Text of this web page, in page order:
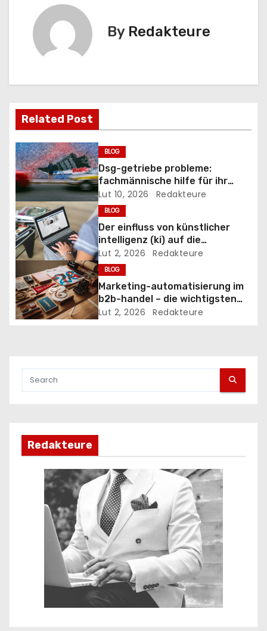
c
j
a
w
p
i
s
u
By Redakteure
Related Post
BLOG
Dsg-getriebe probleme:
fachmännische hilfe für ihr
doppelkupplungsgetriebe
Lut 10, 2026 Redakteure
BLOG
Der einfluss von künstlicher
intelligenz (ki) auf die
handelsautomatisierung
Lut 2, 2026 Redakteure
BLOG
Marketing-automatisierung im
b2b-handel – die wichtigsten
tools
Lut 2, 2026 Redakteure
Redakteure